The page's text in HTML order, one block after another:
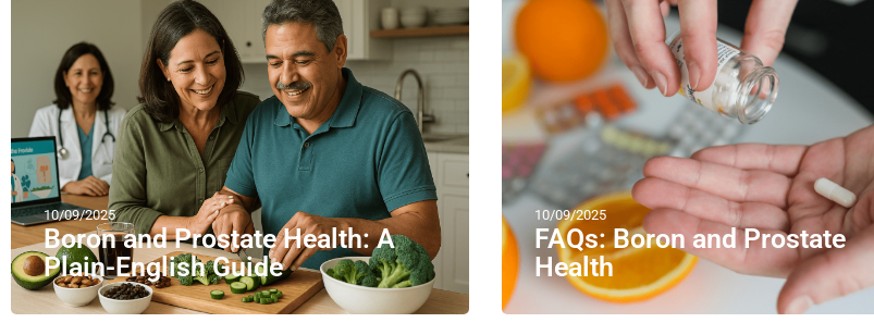
10/09/2025
Boron and Prostate Health: A
Plain-English Guide
10/09/2025
FAQs: Boron and Prostate
Health